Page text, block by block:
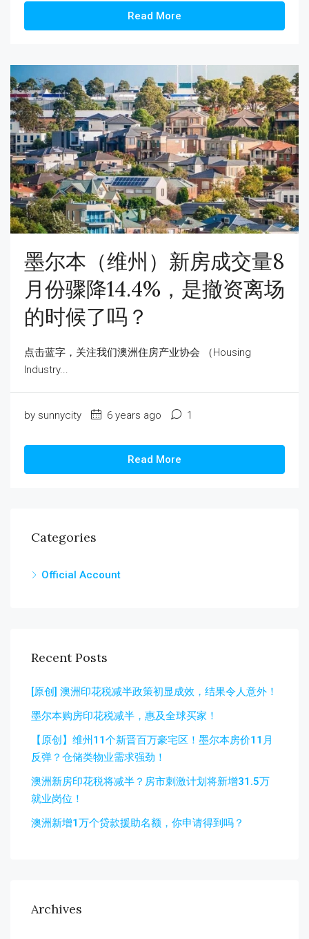
Read More
墨尔本（维州）新房成交量8
月份骤降14.4%，是撤资离场
的时候了吗？
点击蓝字，关注我们澳洲住房产业协会 （Housing
Industry...
by sunnycity 6 years ago 1
Read More
Categories
Official Account
Recent Posts
[原创] 澳洲印花税减半政策初显成效，结果令人意外！
墨尔本购房印花税减半，惠及全球买家！
【原创】维州11个新晋百万豪宅区！墨尔本房价11月
反弹？仓储类物业需求强劲！
澳洲新房印花税将减半？房市刺激计划将新增31.5万
就业岗位！
澳洲新增1万个贷款援助名额，你申请得到吗？
Archives